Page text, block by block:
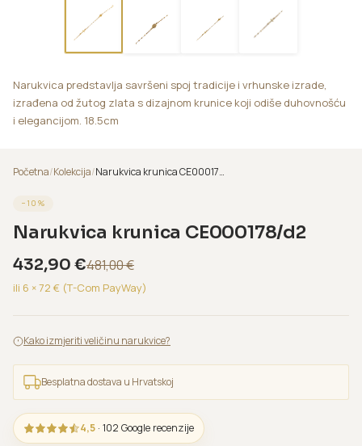
Narukvica predstavlja savršeni spoj tradicije i vrhunske izrade,
izrađena od žutog zlata s dizajnom krunice koji odiše duhovnošću
i elegancijom. 18.5cm
Početna/Kolekcija/ Narukvica krunica CE000178/d2
− 10 %
Narukvica krunica CE000178/d2
432,90 €481,00€
ili 6 ×72 € (T-Com PayWay)
Kako izmjeriti veličinu narukvice?
Besplatna dostava u Hrvatskoj
4,5 · 102 Google recenzije